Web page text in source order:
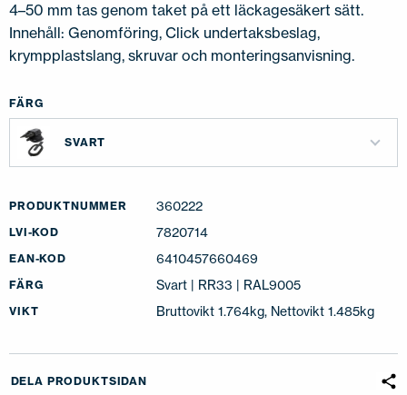
4–50 mm tas genom taket på ett läckagesäkert sätt.
Innehåll: Genomföring, Click undertaksbeslag,
krympplastslang, skruvar och monteringsanvisning.
FÄRG
SVART
PRODUKTNUMMER 360222
LVI-KOD 7820714
EAN-KOD 6410457660469
FÄRG Svart | RR33 | RAL9005
VIKT Bruttovikt 1.764kg, Nettovikt 1.485kg
DELA PRODUKTSIDAN